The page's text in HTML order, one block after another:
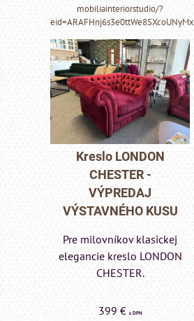
mobiliainteriorstudio/?
MIZAR - talianský
matrac 175x200 cm
Matrac MIZAR od
talianskeho systému
Rinaldi Bed System
ponúka...
699 €s DPH